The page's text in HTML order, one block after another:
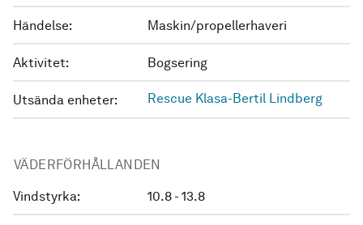
Händelse: Maskin/propellerhaveri
Aktivitet: Bogsering
Utsända enheter: Rescue Klasa-Bertil Lindberg
VÄDERFÖRHÅLLANDEN
Vindstyrka: 10.8 - 13.8